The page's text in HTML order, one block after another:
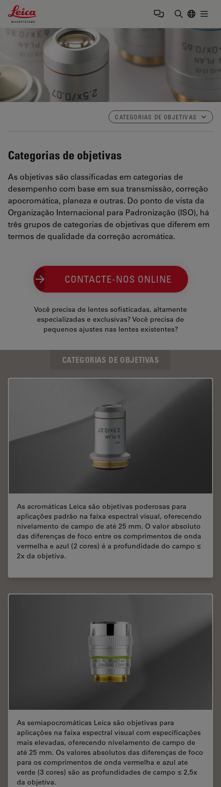
Leica Microsystems Logo
CATEGORIAS DE OBJETIVAS
Categorias de objetivas
As objetivas são classificadas em categorias de
desempenho com base em sua transmissão, correção
apocromática, planeza e outras. Do ponto de vista da
Organização Internacional para Padronização (ISO), há
três grupos de categorias de objetivas que diferem em
termos de qualidade da correção acromática.
CONTACTE-NOS ONLINE
Você precisa de lentes sofisticadas, altamente
especializadas e exclusivas? Você precisa de
pequenos ajustes nas lentes existentes?
CATEGORIAS DE OBJETIVAS
As acromáticas Leica são objetivas poderosas para
aplicações padrão na faixa espectral visual, oferecendo
nivelamento de campo de até 25 mm. O valor absoluto
das diferenças de foco entre os comprimentos de onda
vermelha e azul (2 cores) é a profundidade do campo ≤
2x da objetiva.
As semiapocromáticas Leica são objetivas para
aplicações na faixa espectral visual com especificações
mais elevadas, oferecendo nivelamento de campo de
até 25 mm. Os valores absolutos das diferenças de foco
para os comprimentos de onda vermelha e azul ate
verde (3 cores) são as profundidades de campo ≤ 2,5x
da objetiva.